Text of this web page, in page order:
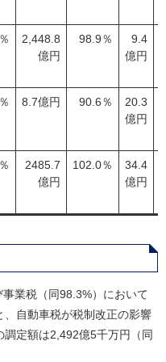
2,448.8
億円
98.9％
9.4
億円
8.7億円 90.6％
20.3
億円
2485.7
億円
102.0％
34.4
億円
業税（同98.3%）において
自動車税が税制改正の影響
定額は2,492億5千万円（同